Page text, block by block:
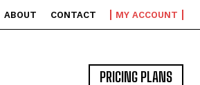
ABOUT CONTACT MY ACCOUNT
PRICING PLANS